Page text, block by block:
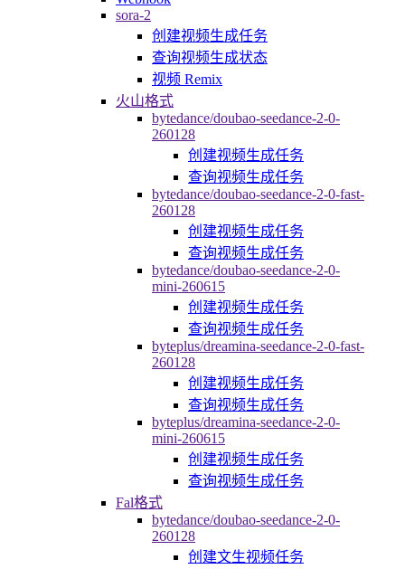
sora-2
创建视频生成任务
查询视频生成状态
视频 Remix
火山格式
bytedance/doubao-seedance-2-0-
260128
创建视频生成任务
查询视频生成任务
bytedance/doubao-seedance-2-0-fast-
260128
创建视频生成任务
查询视频生成任务
bytedance/doubao-seedance-2-0-
mini-260615
创建视频生成任务
查询视频生成任务
byteplus/dreamina-seedance-2-0-fast-
260128
创建视频生成任务
查询视频生成任务
byteplus/dreamina-seedance-2-0-
mini-260615
创建视频生成任务
查询视频生成任务
Fal格式
bytedance/doubao-seedance-2-0-
260128
创建文生视频任务